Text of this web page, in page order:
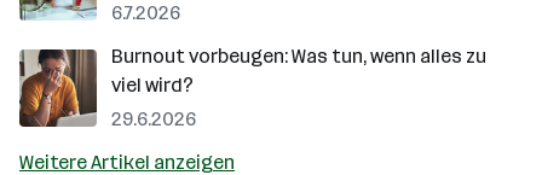
6.7.2026
Burnout vorbeugen: Was tun, wenn alles zu
viel wird?
29.6.2026
Weitere Artikel anzeigen